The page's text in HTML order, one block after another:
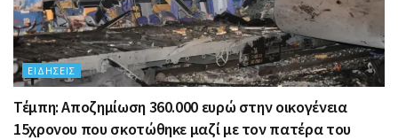
ΕΙΔΉΣΕΙΣ
Τέμπη: Αποζημίωση 360.000 ευρώ στην οικογένεια
15χρονου που σκοτώθηκε μαζί με τον πατέρα του